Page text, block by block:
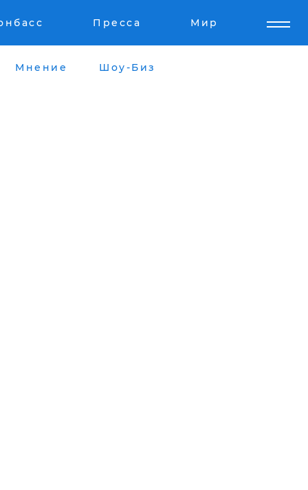
Пресса Мир
Мнение Шоу-Биз